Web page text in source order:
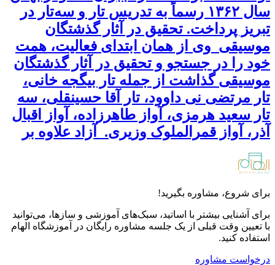
سال ۱۳۶۲ رسماً به تدریس تار و سه‌تار در
تبریز پرداخت. تحقیق در آثار گذشتگان
موسیقی وی از همان ابتدای فعالیت، همت
خود را در جستجو و تحقیق در آثار گذشتگان
موسیقی گذاشت از جمله تار بیگجه خانی،
تار مرتضی نی داوود، تار آقا حسینقلی، سه
تار سعید هرمزی، آواز طاهرزاده، آواز اقبال
آذر، آواز قمرالملوک وزیری. آزاد علاوه بر
برای شروع، مشاوره بگیرید!
برای آشنایی بیشتر با اساتید، سبک‌های آموزشی و سازها، می‌توانید
با تعیین وقت قبلی از یک جلسه مشاوره رایگان در آموزشگاه الهام
استفاده کنید.
درخواست مشاوره